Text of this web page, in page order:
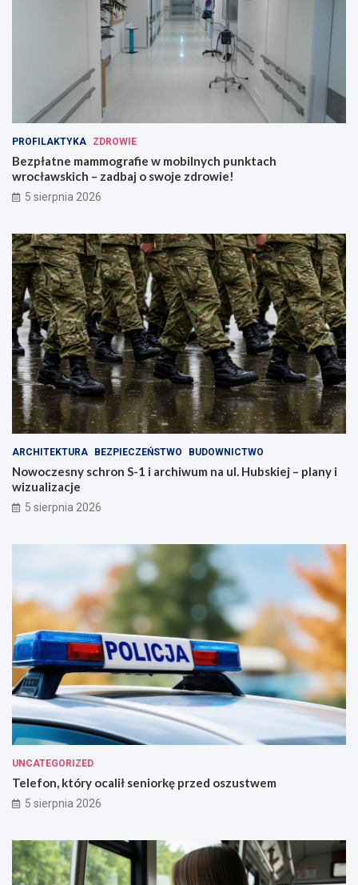
PROFILAKTYKA ZDROWIE
Bezpłatne mammografie w mobilnych punktach
wrocławskich – zadbaj o swoje zdrowie!
5 sierpnia 2026
ARCHITEKTURA BEZPIECZEŃSTWO BUDOWNICTWO
Nowoczesny schron S-1 i archiwum na ul. Hubskiej – plany i
wizualizacje
5 sierpnia 2026
UNCATEGORIZED
Telefon, który ocalił seniorkę przed oszustwem
5 sierpnia 2026